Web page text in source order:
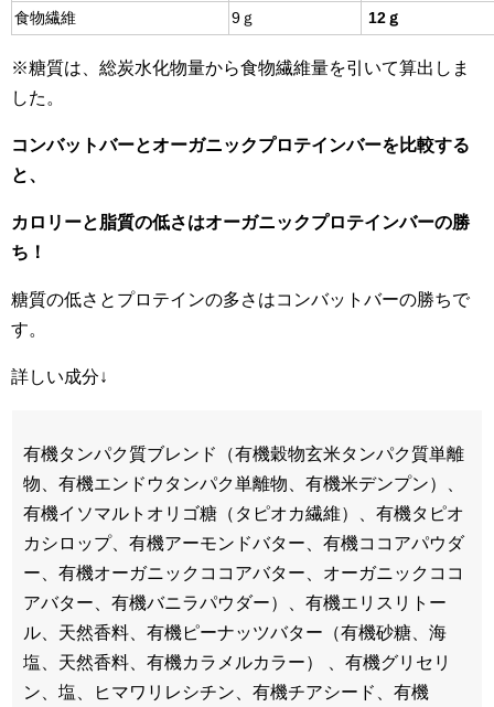
食物繊維
9ｇ 12ｇ
※糖質は、総炭水化物量から食物繊維量を引いて算出しま
した。
コンバットバーとオーガニックプロテインバーを比較する
と、
カロリーと脂質の低さはオーガニックプロテインバーの勝
ち！
糖質の低さとプロテインの多さはコンバットバーの勝ちで
す。
詳しい成分↓
有機タンパク質ブレンド（有機穀物玄米タンパク質単離
物、有機エンドウタンパク単離物、有機米デンプン）、
有機イソマルトオリゴ糖（タピオカ繊維）、有機タピオ
カシロップ、有機アーモンドバター、有機ココアパウダ
ー、有機オーガニックココアバター、オーガニックココ
アバター、有機バニラパウダー）、有機エリスリトー
ル、天然香料、有機ピーナッツバター（有機砂糖、海
塩、天然香料、有機カラメルカラー） 、有機グリセリ
ン、塩、ヒマワリレシチン、有機チアシード、有機